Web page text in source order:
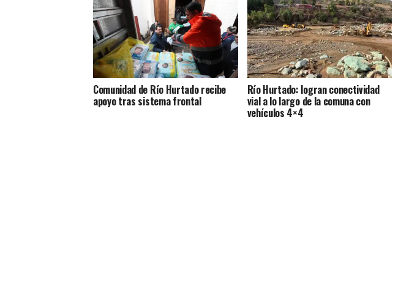
Comunidad de Río Hurtado recibe
apoyo tras sistema frontal
Río Hurtado: logran conectividad
vial a lo largo de la comuna con
vehículos 4×4